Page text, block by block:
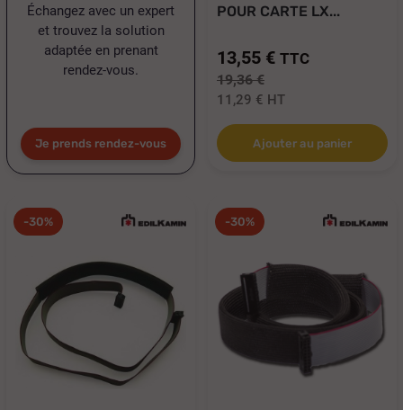
Échangez avec un expert
et trouvez la solution
adaptée en prenant
rendez-vous.
Je prends rendez-vous
POUR CARTE LX...
13,55 € TTC
19,36 €
11,29 € HT
Ajouter au panier
-30% -30%